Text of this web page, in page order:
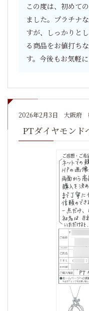
この度は、初めて
ました。プラチナ
すが、しっかりと
る商品をお値打ち
す。今後もお気軽
2026年2月3日 大阪府
PTダイヤモンド